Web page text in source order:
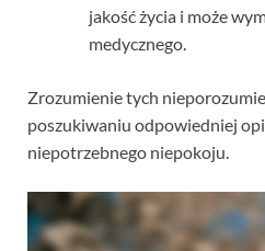
jakość życia i może
medycznego.
Zrozumienie tych
poszukiwaniu odpowiedniej
niepotrzebnego niepokoju.